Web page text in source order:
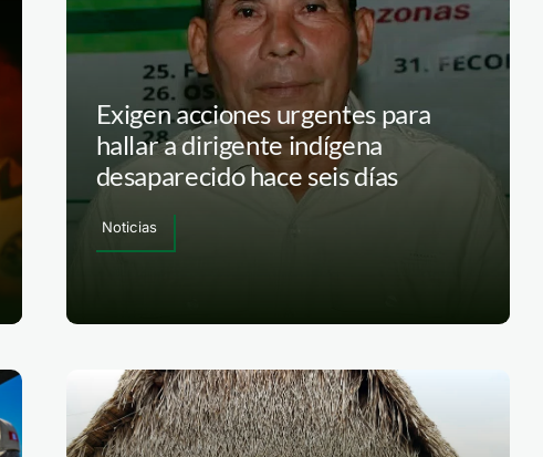
Exigen acciones urgentes para
hallar a dirigente indígena
desaparecido hace seis días
Noticias